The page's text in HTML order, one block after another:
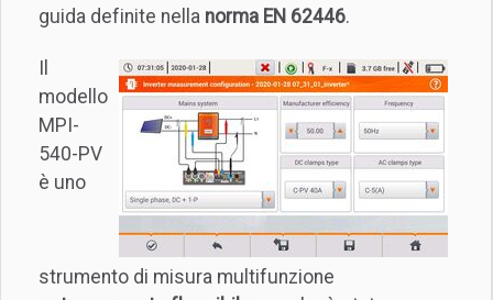
guida definite nella norma EN 62446.
Il
modello
MPI-
540-PV
è uno
strumento di misura multifunzione